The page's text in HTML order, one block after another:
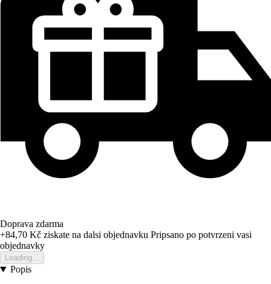
Doprava zdarma
+84,70 Kč ziskate na dalsi objednavku Pripsano po potvrzeni vasi
objednavky
Loading...
Popis